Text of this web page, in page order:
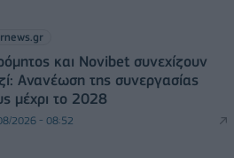
και Novibet συνεχίζουν
Ανανέωση της συνεργασίας
μέχρι το 2028
2026 - 08:52